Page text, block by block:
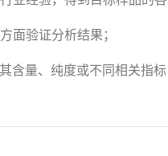
面验证分析结果；
量、纯度或不同相关指标